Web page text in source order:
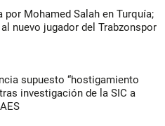
por Mohamed Salah en Turquía;
nuevo jugador del Trabzonspor
supuesto “hostigamiento
investigación de la SIC a